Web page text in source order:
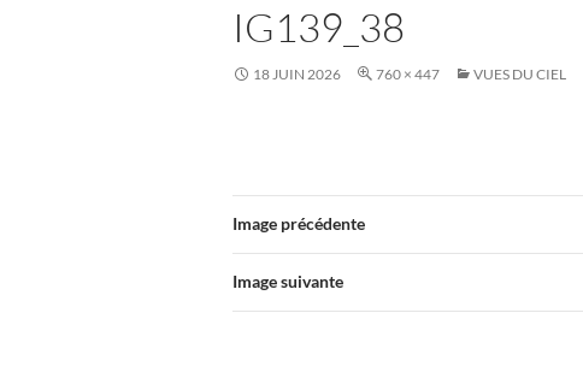
IG139_38
18 JUIN 2026 760 × 447 VUES DU CIEL
Image précédente
Image suivante